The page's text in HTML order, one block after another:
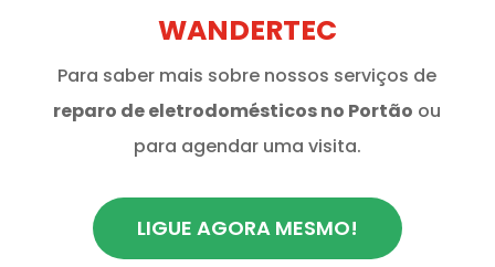
WANDERTEC
Para saber mais sobre nossos serviços de
reparo de eletrodomésticos no Portão ou
para agendar uma visita.
LIGUE AGORA MESMO!